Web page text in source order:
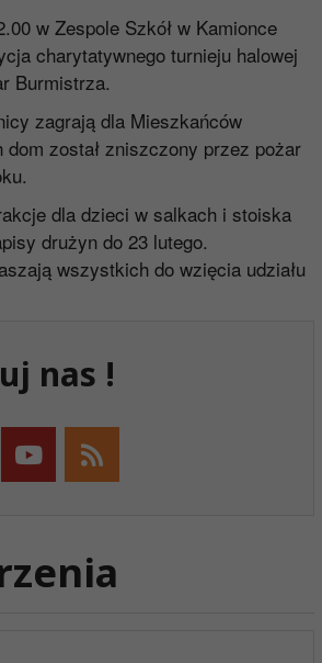
w Zespole Szkół w Kamionce
charytatywnego turnieju halowej
Burmistrza.
zagrają dla Mieszkańców
został zniszczony przez pożar
dla dzieci w salkach i stoiska
drużyn do 23 lutego.
wszystkich do wzięcia udziału
nas !